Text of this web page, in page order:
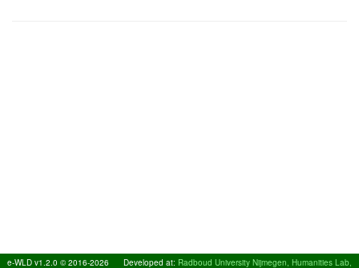
e-WLD v1.2.0 © 2016-2026 Developed at: Radboud University Nijmegen, Humanities Lab,